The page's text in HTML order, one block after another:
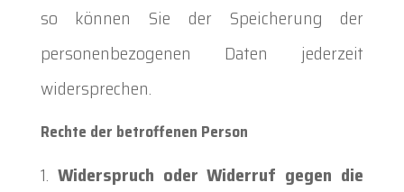
so können Sie der Speicherung der
personenbezogenen Daten jederzeit
widersprechen.
Rechte der betroffenen Person
Widerspruch oder Widerruf gegen die